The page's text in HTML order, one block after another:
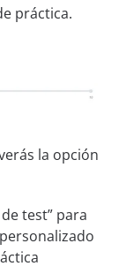
práctica.
la opción
test” para